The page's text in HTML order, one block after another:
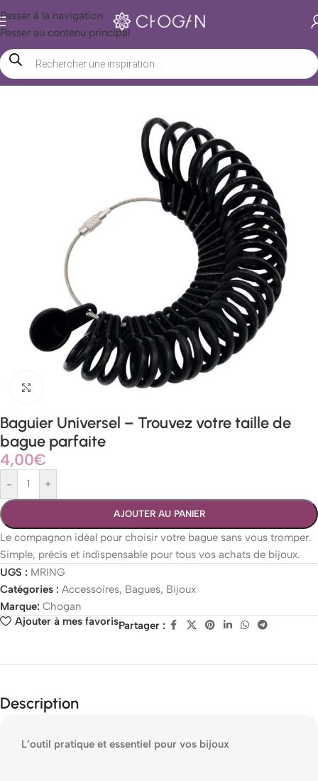
Passer à la navigation
Passer au contenu principal
Accueil/ Boutique Chogan/ Accessoires/ Bijoux/ Bagues
Baguier Universel – Trouvez votre taille de
bague parfaite
4,00€
- +
AJOUTER AU PANIER
Le compagnon idéal pour choisir votre bague sans vous tromper.
Simple, précis et indispensable pour tous vos achats de bijoux.
UGS : MRING
Catégories : Accessoires, Bagues, Bijoux
Marque: Chogan
Ajouter à mes favorisPartager :
Description
L’outil pratique et essentiel pour vos bijoux